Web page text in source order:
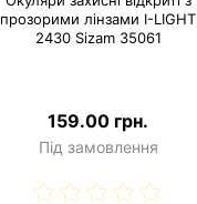
прозорими лінзами I-LIGHT
2430 Sizam 35061
159.00 грн.
Під замовлення